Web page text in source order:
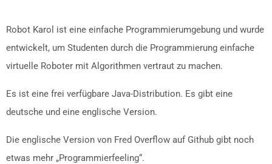
Robot Karol ist eine einfache Programmierumgebung und wurde
entwickelt, um Studenten durch die Programmierung einfache
virtuelle Roboter mit Algorithmen vertraut zu machen.
Es ist eine frei verfügbare Java-Distribution. Es gibt eine
deutsche und eine englische Version.
Die englische Version von Fred Overflow auf Github gibt noch
etwas mehr „Programmierfeeling“.